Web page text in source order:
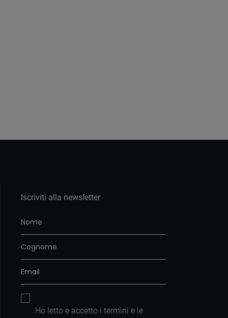
Iscriviti alla newsletter
Ho letto e accetto i termini e le